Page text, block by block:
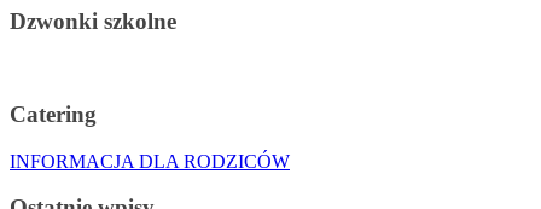
Dzwonki szkolne
Catering
INFORMACJA DLA RODZICÓW